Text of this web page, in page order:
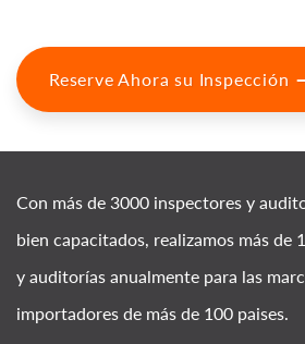
Reserve Ahora su Inspección
Con más de 3000 inspectores y
bien capacitados, realizamos más de
y auditorías anualmente para las
importadores de más de 100 paises.